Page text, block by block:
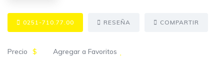
0251-710.77.00 RESEÑA COMPARTIR
Precio $ Agregar a Favoritos